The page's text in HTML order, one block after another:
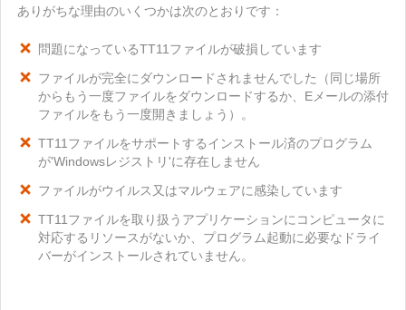
ありがちな理由のいくつかは次のとおりです：
問題になっているTT11ファイルが破損しています
ファイルが完全にダウンロードされませんでした（同じ場所
からもう一度ファイルをダウンロードするか、Eメールの添付
ファイルをもう一度開きましょう）。
TT11ファイルをサポートするインストール済のプログラム
が'Windowsレジストリ'に存在しません
ファイルがウイルス又はマルウェアに感染しています
TT11ファイルを取り扱うアプリケーションにコンピュータに
対応するリソースがないか、プログラム起動に必要なドライ
バーがインストールされていません。